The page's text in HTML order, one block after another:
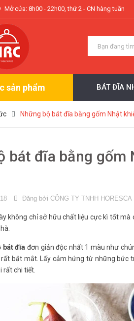
Mở cửa: 8h00 - 22h00, thứ 2 - CN hàng tuần
sản phẩm BÁT ĐĨA
Những bộ bát đĩa bằng gốm Nhật
bát đĩa bằng gốm
Đăng bởi CÔNG TY TNHH HORESCA
không chỉ sở hữu chất liệu cực kì tốt
bát đĩa đơn giản độc nhất 1 màu như
bắt mắt. Lấy cảm hứng từ những bức
rất chi tiết.